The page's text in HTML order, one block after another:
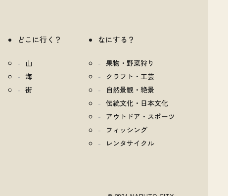
どこに行く？
山
海
街
なにする？
果物・野菜狩り
クラフト・工芸
自然景観・絶景
伝統文化・日本文化
アウトドア・スポーツ
フィッシング
レンタサイクル